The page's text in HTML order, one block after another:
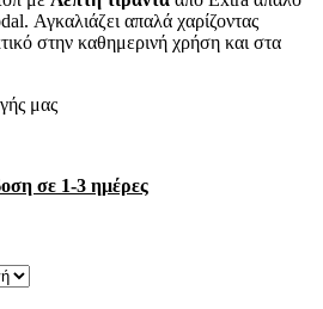
Αγκαλιάζει απαλά χαρίζοντας
στην καθημερινή χρήση και στα
μας
σε 1-3 ημέρες